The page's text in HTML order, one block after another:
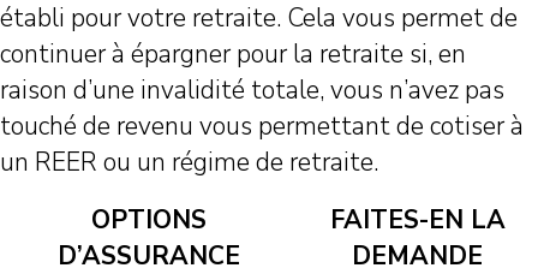
établi pour votre retraite. Cela vous permet de
continuer à épargner pour la retraite si, en
raison d’une invalidité totale, vous n’avez pas
touché de revenu vous permettant de cotiser à
un REER ou un régime de retraite.
OPTIONS
D’ASSURANCE
FAITES-EN LA
DEMANDE